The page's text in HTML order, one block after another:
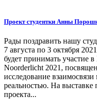
Проект студентки Анны
Рады поздравить нашу
7 августа по 3 октября
будет принимать участие
Noorderlicht 2021,
исследование
реальностью. На выставке
проекта...